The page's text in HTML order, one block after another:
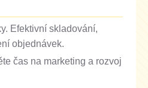
Efektivní skladování,
objednávek.
čas na marketing a rozvoj